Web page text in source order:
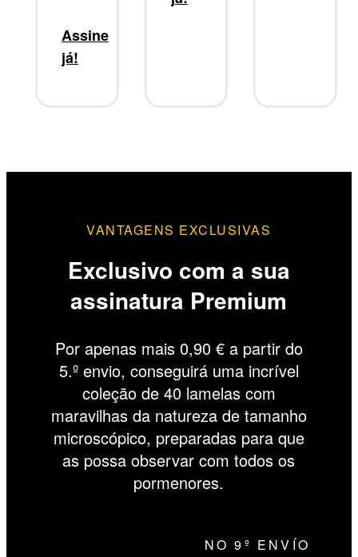
Assine
já!
VANTAGENS EXCLUSIVAS
Exclusivo com a sua
assinatura Premium
Por apenas mais 0,90 € a partir do
5.º envio, conseguirá uma incrível
coleção de 40 lamelas com
maravilhas da natureza de tamanho
microscópico, preparadas para que
as possa observar com todos os
pormenores.
NO 9º ENVÍO